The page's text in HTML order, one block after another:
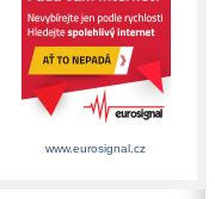
www.eurosignal.cz